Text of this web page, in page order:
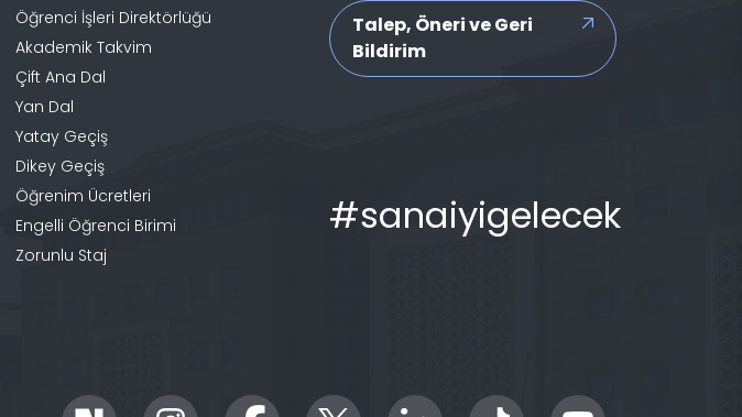
Öğrenci İşleri Direktörlüğü
Akademik Takvim
Çift Ana Dal
Yan Dal
Yatay Geçiş
Dikey Geçiş
Öğrenim Ücretleri
Engelli Öğrenci Birimi
Zorunlu Staj
Talep, Öneri ve Geri
Bildirim
#sanaiyigelecek